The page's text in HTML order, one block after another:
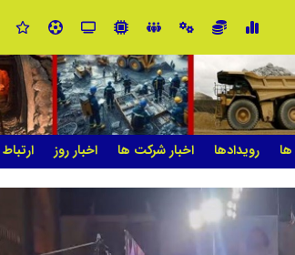
در استان تهران به میزبانی منطقه برق لواسان
رویدادها اخبار شرکت ها اخبار روز